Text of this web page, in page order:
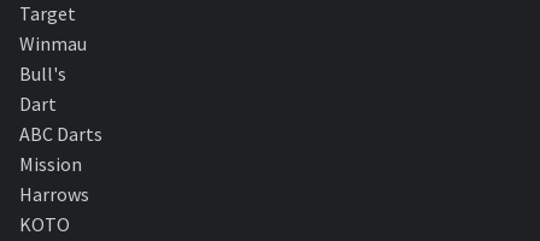
Target
Winmau
Bull's
Dart
ABC Darts
Mission
Harrows
KOTO